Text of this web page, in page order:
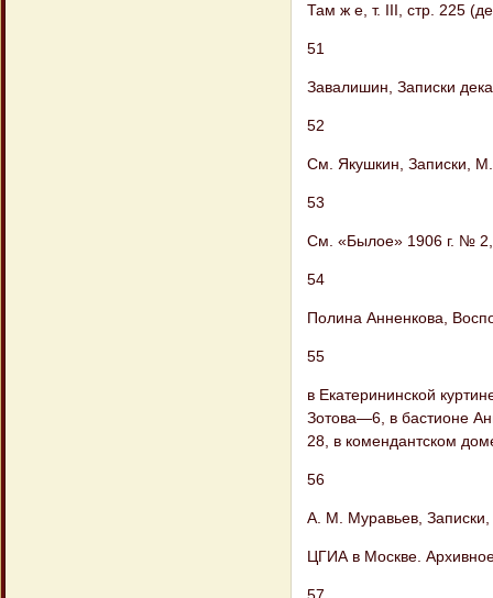
Там ж е, т. III, стр. 225
51
Завалишин, Записки
52
См. Якушкин, Записки,
53
См. «Былое» 1906 г. № 2,
54
Полина Анненкова,
55
в Екатерининской
Зотова—6, в бастионе
28, в комендантском
56
А. М. Муравьев,
ЦГИА в Москве.
57